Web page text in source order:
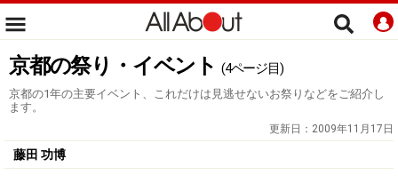
京都の祭り・イベント (4ページ目)
京都の1年の主要イベント、これだけは見逃せないお祭りなどをご紹介し
ます。
更新日： 2009年11月17日
藤田 功博